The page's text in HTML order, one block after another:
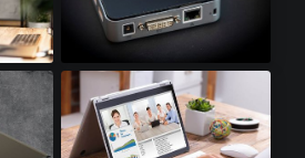
迷你电脑​